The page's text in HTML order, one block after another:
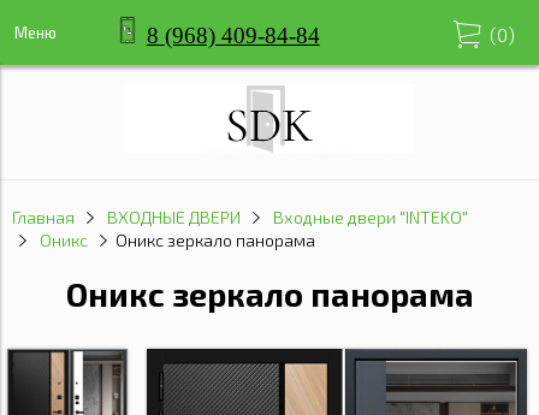
Меню 8 (968) 409-84-84 (0)
Главная ВХОДНЫЕ ДВЕРИ
Входные двери "INTEKO"
Оникс
Оникс зеркало панорама
Оникс зеркало панорама